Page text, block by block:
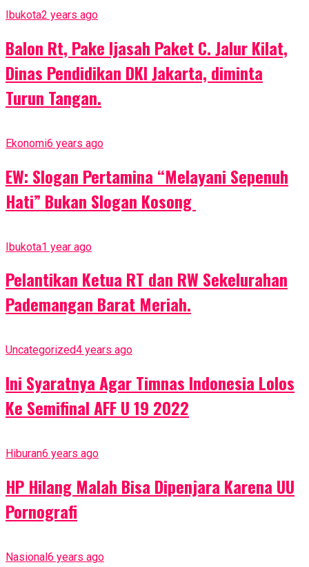
Ibukota2 years ago
Balon Rt, Pake Ijasah Paket C. Jalur Kilat,
Dinas Pendidikan DKI Jakarta, diminta
Turun Tangan.
Ekonomi6 years ago
EW: Slogan Pertamina “Melayani Sepenuh
Hati” Bukan Slogan Kosong
Ibukota1 year ago
Pelantikan Ketua RT dan RW Sekelurahan
Pademangan Barat Meriah.
Uncategorized4 years ago
Ini Syaratnya Agar Timnas Indonesia Lolos
Ke Semifinal AFF U 19 2022
Hiburan6 years ago
HP Hilang Malah Bisa Dipenjara Karena UU
Pornografi
Nasional6 years ago